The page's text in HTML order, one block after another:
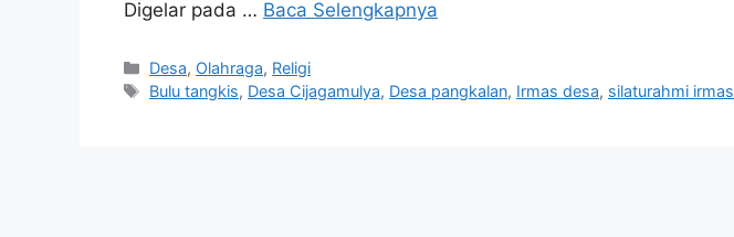
Digelar pada … Baca Selengkapnya
Kategori
Desa, Olahraga, Religi
Tag
Bulu tangkis, Desa Cijagamulya, Desa pangkalan, Irmas desa, silaturahmi irmas